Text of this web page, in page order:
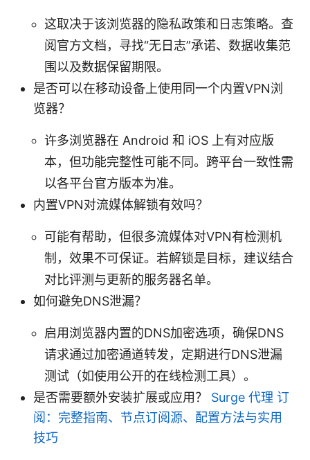
这取决于该浏览器的隐私政策和日志策略。查
阅官方文档，寻找“无日志”承诺、数据收集范
围以及数据保留期限。
是否可以在移动设备上使用同一个内置VPN浏
览器？
许多浏览器在 Android 和 iOS 上有对应版
本，但功能完整性可能不同。跨平台一致性需
以各平台官方版本为准。
内置VPN对流媒体解锁有效吗？
可能有帮助，但很多流媒体对VPN有检测机
制，效果不可保证。若解锁是目标，建议结合
对比评测与更新的服务器名单。
如何避免DNS泄漏？
启用浏览器内置的DNS加密选项，确保DNS
请求通过加密通道转发，定期进行DNS泄漏
测试（如使用公开的在线检测工具）。
是否需要额外安装扩展或应用？ Surge 代理 订
阅：完整指南、节点订阅源、配置方法与实用
技巧